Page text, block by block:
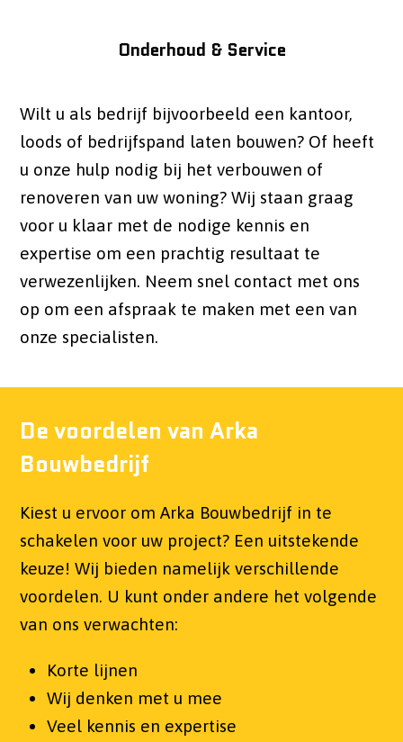
Onderhoud & Service
Wilt u als bedrijf bijvoorbeeld een kantoor,
loods of bedrijfspand laten bouwen? Of heeft
u onze hulp nodig bij het verbouwen of
renoveren van uw woning? Wij staan graag
voor u klaar met de nodige kennis en
expertise om een prachtig resultaat te
verwezenlijken. Neem snel contact met ons
op om een afspraak te maken met een van
onze specialisten.
De voordelen van Arka
Bouwbedrijf
Kiest u ervoor om Arka Bouwbedrijf in te
schakelen voor uw project? Een uitstekende
keuze! Wij bieden namelijk verschillende
voordelen. U kunt onder andere het volgende
van ons verwachten:
Korte lijnen
Wij denken met u mee
Veel kennis en expertise